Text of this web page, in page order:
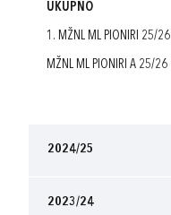
UKUPNO
1. MŽNL ML PIONIRI 25/26
MŽNL ML PIONIRI A 25/26
2024/25
2023/24